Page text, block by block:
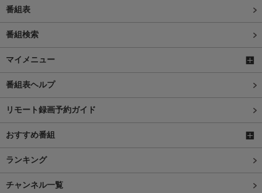
番組表
番組検索
マイメニュー
番組表ヘルプ
リモート録画予約ガイド
おすすめ番組
ランキング
チャンネル一覧